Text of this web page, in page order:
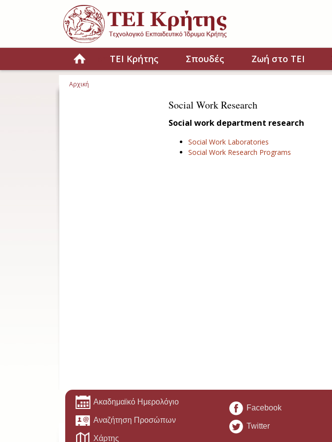
Παράκαμψη προς το κυρίως περιεχόμενο
HomeΤΕΙ Κρήτης Σπουδές Ζωή στο ΤΕΙ
Αρχική
Social Work Research
Social work department research
Social Work Laboratories
Social Work Research Programs
Ακαδημαϊκό Ημερολόγιο
Αναζήτηση Προσώπων
Χάρτης
Facebook
Twitter